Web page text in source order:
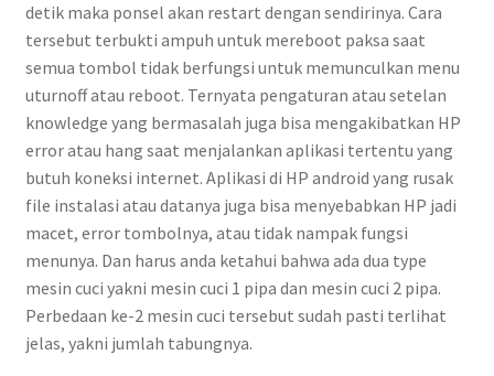
detik maka ponsel akan restart dengan sendirinya. Cara
tersebut terbukti ampuh untuk mereboot paksa saat
semua tombol tidak berfungsi untuk memunculkan menu
uturnoff atau reboot. Ternyata pengaturan atau setelan
knowledge yang bermasalah juga bisa mengakibatkan HP
error atau hang saat menjalankan aplikasi tertentu yang
butuh koneksi internet. Aplikasi di HP android yang rusak
file instalasi atau datanya juga bisa menyebabkan HP jadi
macet, error tombolnya, atau tidak nampak fungsi
menunya. Dan harus anda ketahui bahwa ada dua type
mesin cuci yakni mesin cuci 1 pipa dan mesin cuci 2 pipa.
Perbedaan ke-2 mesin cuci tersebut sudah pasti terlihat
jelas, yakni jumlah tabungnya.